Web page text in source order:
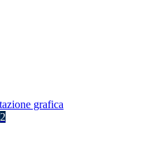
grafica
2